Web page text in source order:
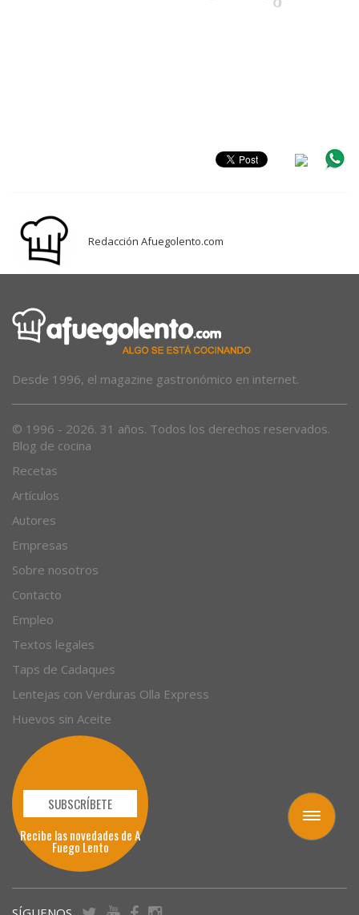
Toggle
navigation
Redacción Afuegolento.com
Desde 1996, el magazine gastronómico en internet.
© 1996 - 2026. 31 años. Todos los derechos reservados.
Blog de cocina
Recetas
Artículos
Autores
Empresas
Sobre nosotros
Contacto
Empleo
Textos legales
Taps de Cadaques
Lentejas con Verduras Olla Express
Huevos sin Aceite
SUBSCRÍBETE
Recibe las novedades de A
Fuego Lento